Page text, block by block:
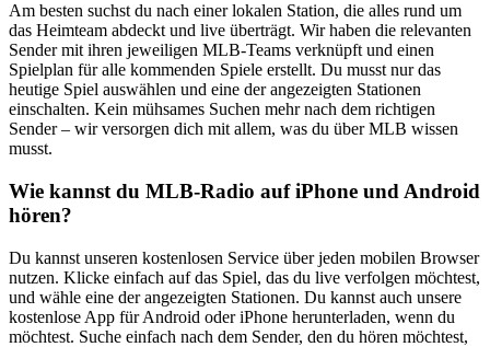
Am besten suchst du nach einer lokalen Station, die alles rund um
das Heimteam abdeckt und live überträgt. Wir haben die relevanten
Sender mit ihren jeweiligen MLB-Teams verknüpft und einen
Spielplan für alle kommenden Spiele erstellt. Du musst nur das
heutige Spiel auswählen und eine der angezeigten Stationen
einschalten. Kein mühsames Suchen mehr nach dem richtigen
Sender – wir versorgen dich mit allem, was du über MLB wissen
musst.
Wie kannst du MLB-Radio auf iPhone und Android
hören?
Du kannst unseren kostenlosen Service über jeden mobilen Browser
nutzen. Klicke einfach auf das Spiel, das du live verfolgen möchtest,
und wähle eine der angezeigten Stationen. Du kannst auch unsere
kostenlose App für Android oder iPhone herunterladen, wenn du
möchtest. Suche einfach nach dem Sender, den du hören möchtest,